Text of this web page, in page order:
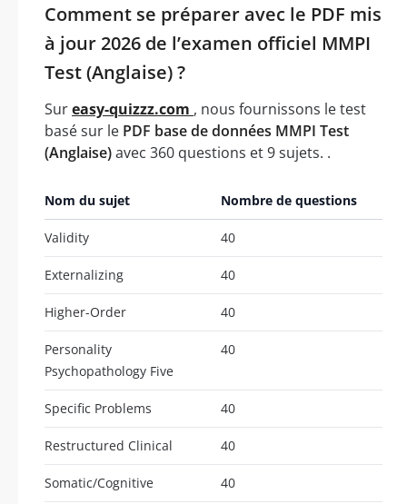
Comment se préparer avec le PDF mis
à jour 2026 de l’examen officiel MMPI
Test (Anglaise) ?
Sureasy-quizzz.com , nous fournissons le test
basé sur le PDF base de données MMPI Test
(Anglaise)avec 360 questions et 9 sujets. .
Nom du sujet Nombre de questions
Validity 40
Externalizing 40
Higher-Order 40
Personality
Psychopathology Five
40
Specific Problems 40
Restructured Clinical 40
Somatic/Cognitive 40